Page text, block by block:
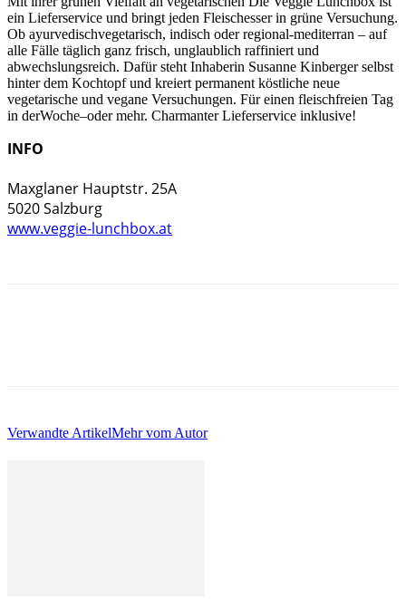
ein Lieferservice und bringt jeden Fleischesser in grüne Versuchung.
Ob ayurvedischvegetarisch, indisch oder regional-mediterran – auf
alle Fälle täglich ganz frisch, unglaublich raffiniert und
abwechslungsreich. Dafür steht Inhaberin Susanne Kinberger selbst
hinter dem Kochtopf und kreiert permanent köstliche neue
vegetarische und vegane Versuchungen. Für einen fleischfreien Tag
in derWoche–oder mehr. Charmanter Lieferservice inklusive!
INFO
Maxglaner Hauptstr. 25A
www.veggie-lunchbox.at
Verwandte ArtikelMehr vom Autor